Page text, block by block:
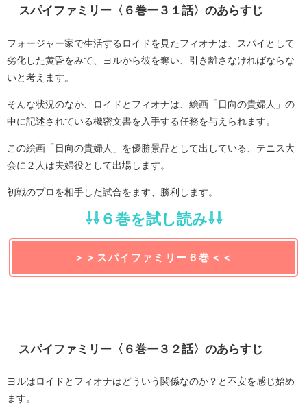
スパイファミリー〈６巻ー３１話〉のあらすじ
フォージャー家で生活するロイドを見たフィオナは、スパイとして
劣化した黄昏をみて、ヨルから彼を奪い、引き離さなければならな
いと考えます。
そんな状況のなか、ロイドとフィオナは、絵画「日向の貴婦人」の
中に記述されている機密文書を入手する任務を与えられます。
この絵画「日向の貴婦人」を優勝景品として出している、テニス大
会に２人は夫婦役として出場します。
初戦のプロを相手した試合をます、勝利します。
⇩⇩６巻を試し読み⇩⇩
＞＞スパイファミリー６巻＜＜
スパイファミリー〈６巻ー３２話〉のあらすじ
ヨルはロイドとフィオナはどういう関係なのか？と不安を感じ始め
ます。